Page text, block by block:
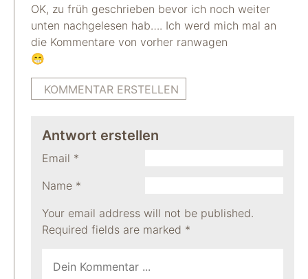
OK, zu früh geschrieben bevor ich noch weiter
unten nachgelesen hab…. Ich werd mich mal an
die Kommentare von vorher ranwagen
😁
KOMMENTAR ERSTELLEN
Antwort erstellen
Your email address will not be published.
Required fields are marked *
Name *
Email *